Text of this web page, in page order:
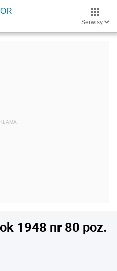
Serwisy
1948 nr 80 poz.